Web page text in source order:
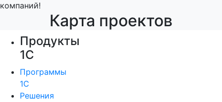
компаний!
Карта проектов
Продукты
1С
Программы
1С
Решения